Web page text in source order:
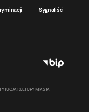
Sygnaliści
KULTURY MIASTA